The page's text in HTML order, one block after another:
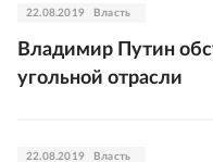
22.08.2019 Власть
Владимир Путин
угольной отрасли
22.08.2019 Власть